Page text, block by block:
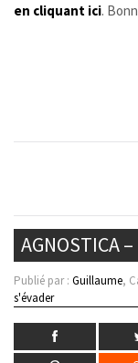
en cliquant ici.
AGNOSTICA
Publié par : Guillaume,
s'évader